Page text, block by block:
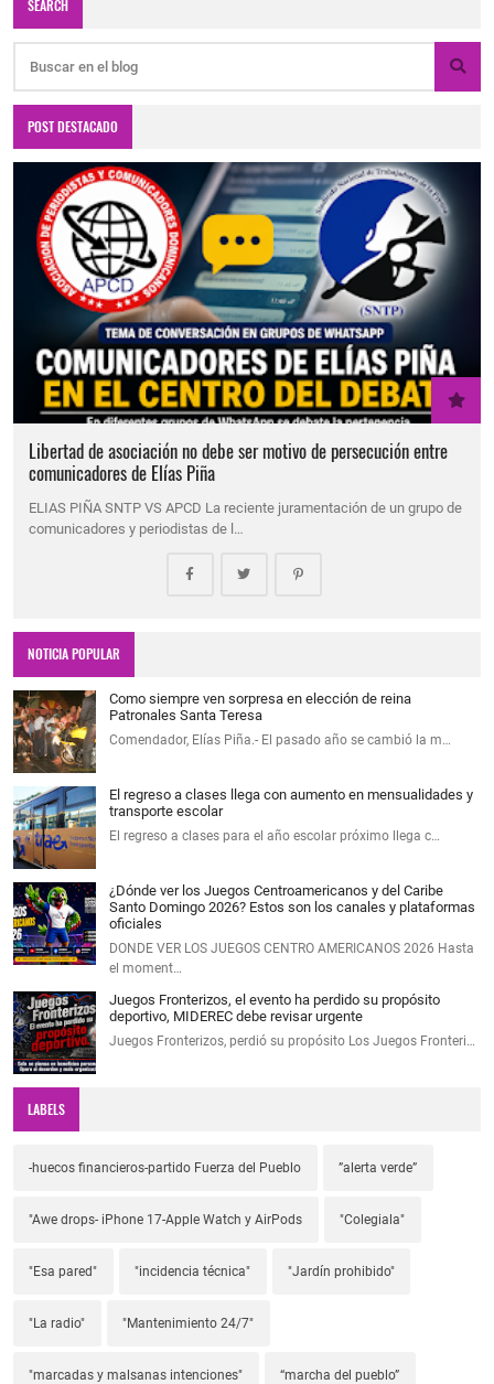
SEARCH
POST DESTACADO
Libertad de asociación no debe ser motivo de persecución entre
comunicadores de Elías Piña
ELIAS PIÑA SNTP VS APCD La reciente juramentación de un grupo de
comunicadores y periodistas de l…
NOTICIA POPULAR
Como siempre ven sorpresa en elección de reina
Patronales Santa Teresa
Comendador, Elías Piña.- El pasado año se cambió la m…
El regreso a clases llega con aumento en mensualidades y
transporte escolar
El regreso a clases para el año escolar próximo llega c…
¿Dónde ver los Juegos Centroamericanos y del Caribe
Santo Domingo 2026? Estos son los canales y plataformas
oficiales
DONDE VER LOS JUEGOS CENTRO AMERICANOS 2026 Hasta
el moment…
Juegos Fronterizos, el evento ha perdido su propósito
deportivo, MIDEREC debe revisar urgente
Juegos Fronterizos, perdió su propósito Los Juegos Fronteri…
LABELS
-huecos financieros-partido Fuerza del Pueblo ”alerta verde”
"Awe drops- iPhone 17-Apple Watch y AirPods "Colegiala"
"Esa pared" "incidencia técnica" "Jardín prohibido"
"La radio" "Mantenimiento 24/7"
"marcadas y malsanas intenciones" “marcha del pueblo”